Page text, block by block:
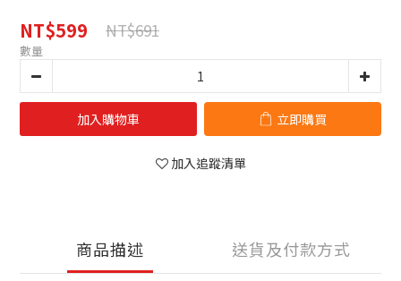
NT$599 NT$691
數量
加入購物車 立即購買
加入追蹤清單
商品描述 送貨及付款方式